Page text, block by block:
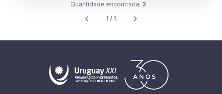
Quantidade encontrada: 2
1 / 1